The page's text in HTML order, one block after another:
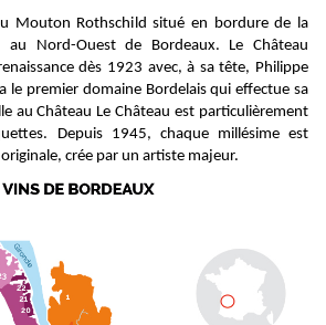
Mouton Rothschild situé en bordure de la
au Nord-Ouest de Bordeaux. Le Château
dès 1923 avec, à sa tête, Philippe
le premier domaine Bordelais qui effectue sa
au Château Le Château est particulièrement
Depuis 1945, chaque millésime est
crée par un artiste majeur.